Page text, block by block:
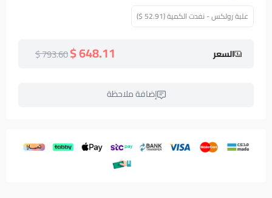
علبة رولكس - نفدت الكمية (52.91 $)
السعر 648.11 $
793.60 $
إضافة ملاحظة